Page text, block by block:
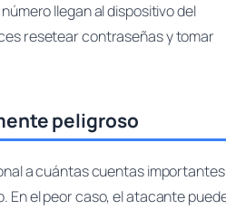
llegan al dispositivo del
resetear contraseñas y tomar
peligroso
a cuántas cuentas importantes
En el peor caso, el atacante